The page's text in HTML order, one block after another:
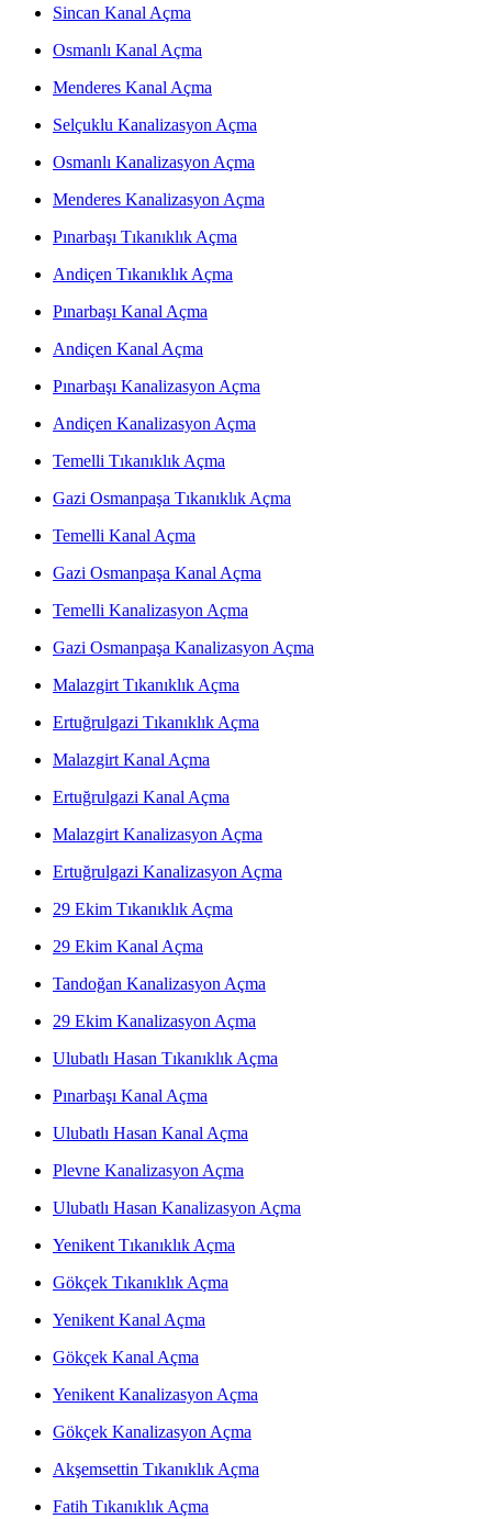
Sincan Kanal Açma
Osmanlı Kanal Açma
Menderes Kanal Açma
Selçuklu Kanalizasyon Açma
Osmanlı Kanalizasyon Açma
Menderes Kanalizasyon Açma
Pınarbaşı Tıkanıklık Açma
Andiçen Tıkanıklık Açma
Pınarbaşı Kanal Açma
Andiçen Kanal Açma
Pınarbaşı Kanalizasyon Açma
Andiçen Kanalizasyon Açma
Temelli Tıkanıklık Açma
Gazi Osmanpaşa Tıkanıklık Açma
Temelli Kanal Açma
Gazi Osmanpaşa Kanal Açma
Temelli Kanalizasyon Açma
Gazi Osmanpaşa Kanalizasyon Açma
Malazgirt Tıkanıklık Açma
Ertuğrulgazi Tıkanıklık Açma
Malazgirt Kanal Açma
Ertuğrulgazi Kanal Açma
Malazgirt Kanalizasyon Açma
Ertuğrulgazi Kanalizasyon Açma
29 Ekim Tıkanıklık Açma
29 Ekim Kanal Açma
Tandoğan Kanalizasyon Açma
29 Ekim Kanalizasyon Açma
Ulubatlı Hasan Tıkanıklık Açma
Pınarbaşı Kanal Açma
Ulubatlı Hasan Kanal Açma
Plevne Kanalizasyon Açma
Ulubatlı Hasan Kanalizasyon Açma
Yenikent Tıkanıklık Açma
Gökçek Tıkanıklık Açma
Yenikent Kanal Açma
Gökçek Kanal Açma
Yenikent Kanalizasyon Açma
Gökçek Kanalizasyon Açma
Akşemsettin Tıkanıklık Açma
Fatih Tıkanıklık Açma